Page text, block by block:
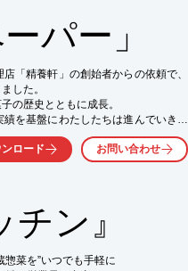
にお問い合わせ下さい。
パー」
「精養軒」の創始者からの依頼で、
した。
の歴史とともに成長。
を基盤にわたしたちは進んでいきま
ロード お問い合わせ
ン』
惣菜を”いつでも手軽に